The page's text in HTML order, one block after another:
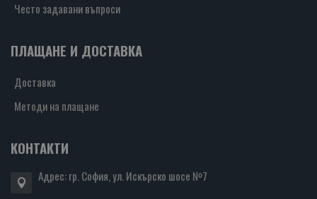
Често задавани въпроси
ПЛАЩАНЕ И ДОСТАВКА
Доставка
Методи на плащане
КОНТАКТИ
Адрес: гр. София, ул. Искърско шосе №7